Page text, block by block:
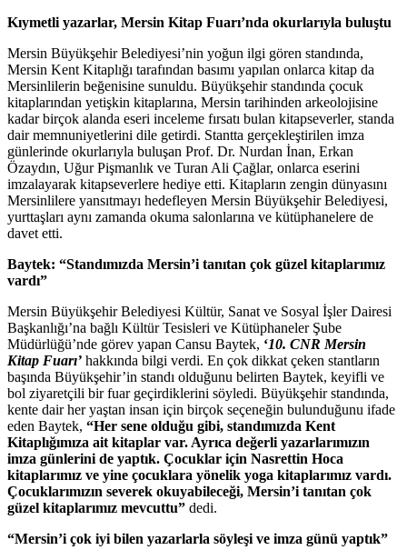
Kıymetli yazarlar, Mersin Kitap Fuarı’nda okurlarıyla buluştu
Mersin Büyükşehir Belediyesi’nin yoğun ilgi gören standında,
Mersin Kent Kitaplığı tarafından basımı yapılan onlarca kitap da
Mersinlilerin beğenisine sunuldu. Büyükşehir standında çocuk
kitaplarından yetişkin kitaplarına, Mersin tarihinden arkeolojisine
kadar birçok alanda eseri inceleme fırsatı bulan kitapseverler, standa
dair memnuniyetlerini dile getirdi. Stantta gerçekleştirilen imza
günlerinde okurlarıyla buluşan Prof. Dr. Nurdan İnan, Erkan
Özaydın, Uğur Pişmanlık ve Turan Ali Çağlar, onlarca eserini
imzalayarak kitapseverlere hediye etti. Kitapların zengin dünyasını
Mersinlilere yansıtmayı hedefleyen Mersin Büyükşehir Belediyesi,
yurttaşları aynı zamanda okuma salonlarına ve kütüphanelere de
davet etti.
Baytek: “Standımızda Mersin’i tanıtan çok güzel kitaplarımız
vardı”
Mersin Büyükşehir Belediyesi Kültür, Sanat ve Sosyal İşler Dairesi
Başkanlığı’na bağlı Kültür Tesisleri ve Kütüphaneler Şube
Müdürlüğü’nde görev yapan Cansu Baytek, ‘10. CNR Mersin
Kitap Fuarı’ hakkında bilgi verdi. En çok dikkat çeken stantların
başında Büyükşehir’in standı olduğunu belirten Baytek, keyifli ve
bol ziyaretçili bir fuar geçirdiklerini söyledi. Büyükşehir standında,
kente dair her yaştan insan için birçok seçeneğin bulunduğunu ifade
eden Baytek, “Her sene olduğu gibi, standımızda Kent
Kitaplığımıza ait kitaplar var. Ayrıca değerli yazarlarımızın
imza günlerini de yaptık. Çocuklar için Nasrettin Hoca
kitaplarımız ve yine çocuklara yönelik yoga kitaplarımız vardı.
Çocuklarımızın severek okuyabileceği, Mersin’i tanıtan çok
güzel kitaplarımız mevcuttu” dedi.
“Mersin’i çok iyi bilen yazarlarla söyleşi ve imza günü yaptık”